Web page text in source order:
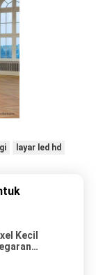
layar led hd
Kecil